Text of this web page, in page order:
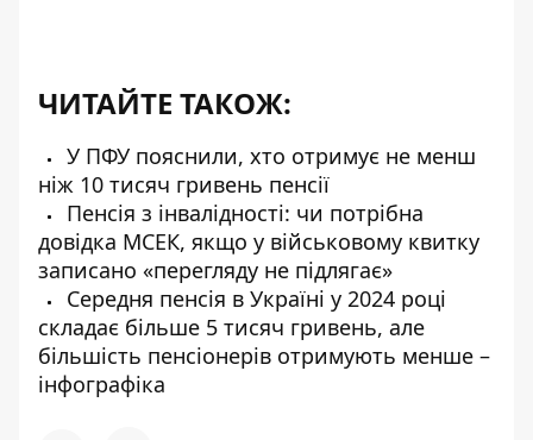
ЧИТАЙТЕ ТАКОЖ:
У ПФУ пояснили, хто отримує не менш
ніж 10 тисяч гривень пенсії
Пенсія з інвалідності: чи потрібна
довідка МСЕК, якщо у військовому квитку
записано «перегляду не підлягає»
Середня пенсія в Україні у 2024 році
складає більше 5 тисяч гривень, але
більшість пенсіонерів отримують менше –
інфографіка